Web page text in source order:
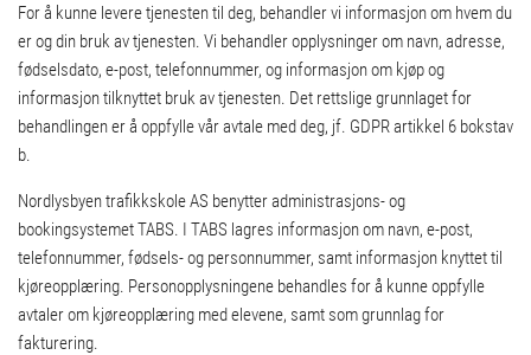
For å kunne levere tjenesten til deg, behandler vi informasjon om hvem du
er og din bruk av tjenesten. Vi behandler opplysninger om navn, adresse,
fødselsdato, e-post, telefonnummer, og informasjon om kjøp og
informasjon tilknyttet bruk av tjenesten. Det rettslige grunnlaget for
behandlingen er å oppfylle vår avtale med deg, jf. GDPR artikkel 6 bokstav
b.
Nordlysbyen trafikkskole AS benytter administrasjons- og
bookingsystemet TABS. I TABS lagres informasjon om navn, e-post,
telefonnummer, fødsels- og personnummer, samt informasjon knyttet til
kjøreopplæring. Personopplysningene behandles for å kunne oppfylle
avtaler om kjøreopplæring med elevene, samt som grunnlag for
fakturering.